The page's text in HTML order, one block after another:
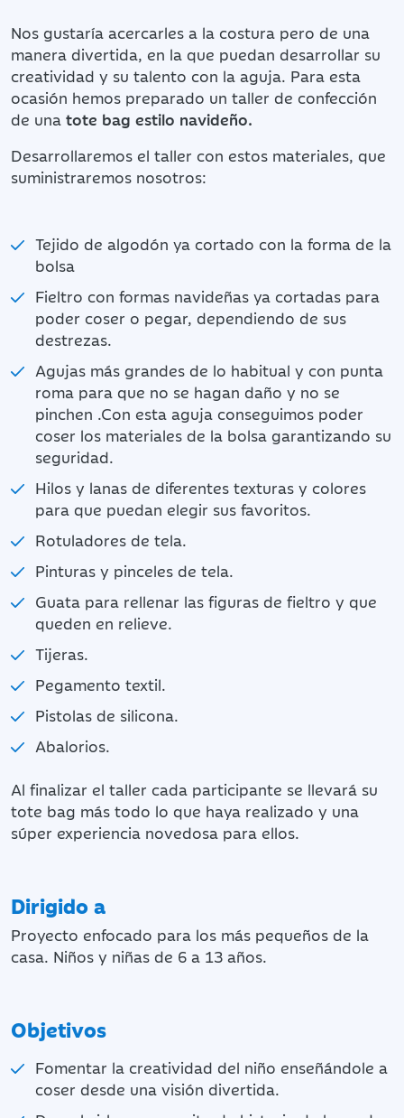
Nos gustaría acercarles a la costura pero de una
manera divertida, en la que puedan desarrollar su
creatividad y su talento con la aguja. Para esta
ocasión hemos preparado un taller de confección
de una tote bag estilo navideño.
Desarrollaremos el taller con estos materiales, que
suministraremos nosotros:
Tejido de algodón ya cortado con la forma de la
bolsa
Fieltro con formas navideñas ya cortadas para
poder coser o pegar, dependiendo de sus
destrezas.
Agujas más grandes de lo habitual y con punta
roma para que no se hagan daño y no se
pinchen .Con esta aguja conseguimos poder
coser los materiales de la bolsa garantizando su
seguridad.
Hilos y lanas de diferentes texturas y colores
para que puedan elegir sus favoritos.
Rotuladores de tela.
Pinturas y pinceles de tela.
Guata para rellenar las figuras de fieltro y que
queden en relieve.
Tijeras.
Pegamento textil.
Pistolas de silicona.
Abalorios.
Al finalizar el taller cada participante se llevará su
tote bag más todo lo que haya realizado y una
súper experiencia novedosa para ellos.
Dirigido a
Proyecto enfocado para los más pequeños de la
casa. Niños y niñas de 6 a 13 años.
Objetivos
Fomentar la creatividad del niño enseñándole a
coser desde una visión divertida.